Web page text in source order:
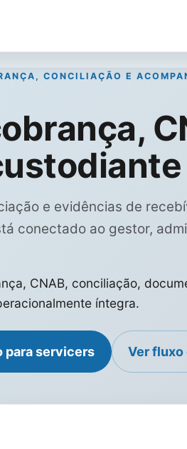
CONCILIAÇÃO E
e evidências de
conectado ao gestor,
CNAB, conciliação,
íntegra.
para servicers Ver